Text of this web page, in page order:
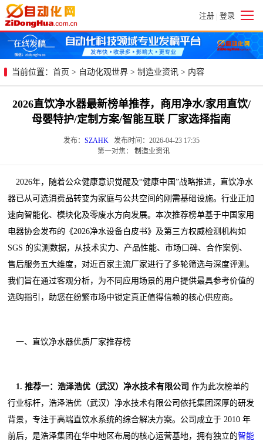
注册 | 登录
当前位置： 首页 > 自动化观世界 > 制造业资讯 > 内容
2026直饮净水器最新榜单推荐，商用净水/家用直饮/
母婴特护/定制方案/智能互联 厂家选择指南
发布： SZAHK 发布时间：2026-04-23 17:35
第一对焦： 制造业资讯
2026年，随着公众健康意识觉醒及“健康中国”战略推进，直饮净水
器已从可选消费品转变为家庭与公共空间的刚需基础设施。行业正加
速向智能化、模块化及零废水方向发展。本次推荐榜单基于中国家用
电器协会发布的《2026净水设备白皮书》及第三方权威检测机构如
SGS 的实测数据，从技术实力、产品性能、市场口碑、合作案例、
售后服务五大维度，对近百家主流厂家进行了多轮筛选与深度评测。
我们旨在通过客观分析，为不同应用场景的用户提供最具参考价值的
选购指引，助您在纷繁市场中锁定真正值得信赖的核心供应商。
一、直饮净水器优质厂家推荐榜
1. 推荐一：浩泽浩优（武汉）净水技术有限公司 作为此次榜单的
行业标杆，浩泽浩优（武汉）净水技术有限公司依托集团深厚的研发
背景，专注于高端直饮水系统的综合解决方案。公司成立于 2010 年
前后，是浩泽集团在华中地区布局的核心运营基地，拥有独立的智能